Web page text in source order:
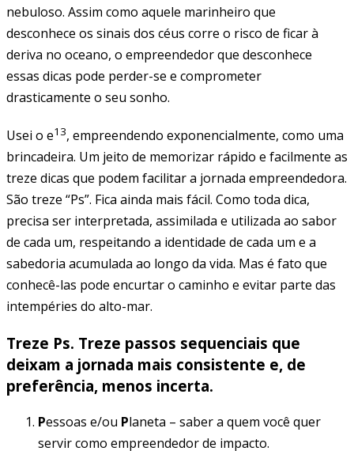
nebuloso. Assim como aquele marinheiro que
desconhece os sinais dos céus corre o risco de ficar à
deriva no oceano, o empreendedor que desconhece
essas dicas pode perder-se e comprometer
drasticamente o seu sonho.
Usei o e13, empreendendo exponencialmente, como uma
brincadeira. Um jeito de memorizar rápido e facilmente as
treze dicas que podem facilitar a jornada empreendedora.
São treze “Ps”. Fica ainda mais fácil. Como toda dica,
precisa ser interpretada, assimilada e utilizada ao sabor
de cada um, respeitando a identidade de cada um e a
sabedoria acumulada ao longo da vida. Mas é fato que
conhecê-las pode encurtar o caminho e evitar parte das
intempéries do alto-mar.
Treze Ps. Treze passos sequenciais que
deixam a jornada mais consistente e, de
preferência, menos incerta.
Pessoas e/ou Planeta – saber a quem você quer
servir como empreendedor de impacto.